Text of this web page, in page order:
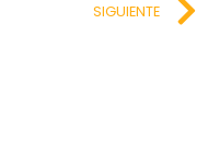
SIGUIENTE